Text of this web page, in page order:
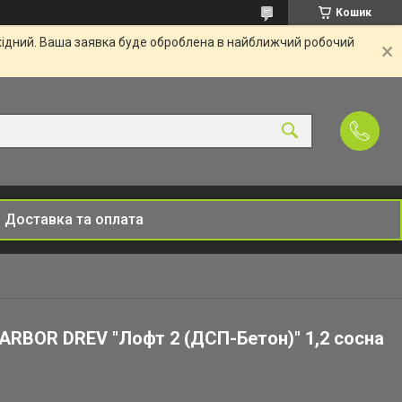
Кошик
Ваша заявка буде оброблена в найближчий робочий
Доставка та оплата
DREV "Лофт 2 (ДСП-Бетон)" 1,2 сосна